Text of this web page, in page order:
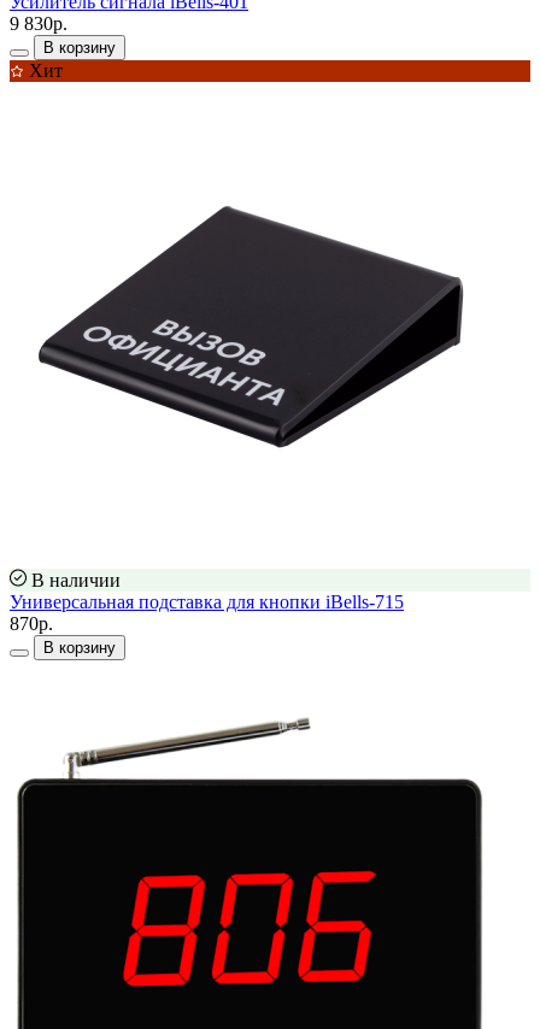
9 830р.
В корзину
Хит
В наличии
Универсальная подставка для кнопки iBells-715
870р.
В корзину